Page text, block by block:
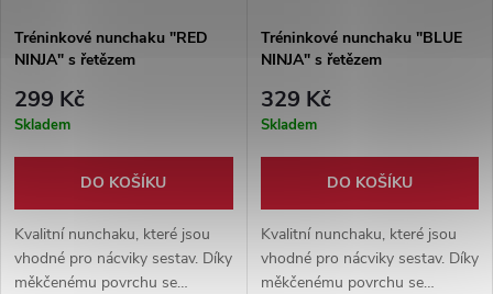
Tréninkové nunchaku "RED
NINJA" s řetězem
299 Kč
Skladem
DO KOŠÍKU
Kvalitní nunchaku, které jsou
vhodné pro nácviky sestav. Díky
měkčenému povrchu se
Tréninkové nunchaku "BLUE
NINJA" s řetězem
329 Kč
Skladem
DO KOŠÍKU
Kvalitní nunchaku, které jsou
vhodné pro nácviky sestav. Díky
měkčenému povrchu se